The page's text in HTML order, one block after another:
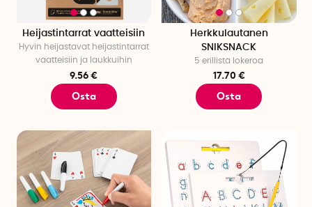
Heijastintarrat vaatteisiin
Hyvin heijastavat heijastintarrat
vaatteisiin ja laukkuihin
9.56 €
Osta
Herkkulautanen
SNIKSNACK
5 erillistä lokeroa
17.70 €
Osta